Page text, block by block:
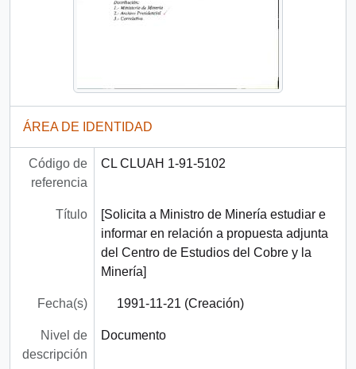
ÁREA DE IDENTIDAD
Código de
referencia
CL CLUAH 1-91-5102
Título
[Solicita a Ministro de Minería estudiar e
informar en relación a propuesta adjunta
del Centro de Estudios del Cobre y la
Minería]
Fecha(s) 1991-11-21 (Creación)
Nivel de
descripción
Documento